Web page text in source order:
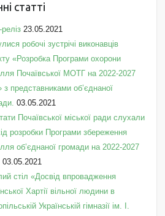
статті
23.05.2021
робочі зустрічі виконавців
«Розробка Програми охорони
Почаївської МОТГ на 2022-2027
з представниками об’єднаної
03.05.2021
Почаївської міської ради слухали
розробки Програми збереження
об’єднаної громади на 2022-2027
03.05.2021
стіл «Досвід впровадження
Хартії вільної людини в
Українській гімназії ім. І.